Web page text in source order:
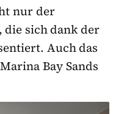
nur der
die sich dank der
Auch das
Bay Sands